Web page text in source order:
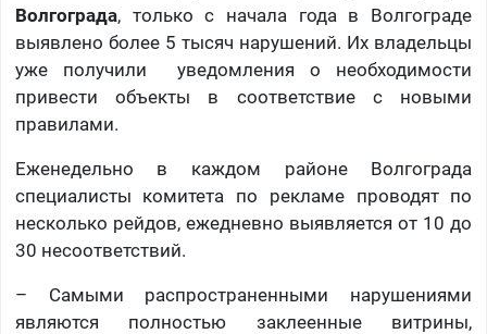
Волгограда, только с начала года в Волгограде
выявлено более 5 тысяч нарушений. Их владельцы
уже получили уведомления о необходимости
привести объекты в соответствие с новыми
правилами.
Еженедельно в каждом районе Волгограда
специалисты комитета по рекламе проводят по
несколько рейдов, ежедневно выявляется от 10 до
30 несоответствий.
– Самыми распространенными нарушениями
являются полностью заклеенные витрины,